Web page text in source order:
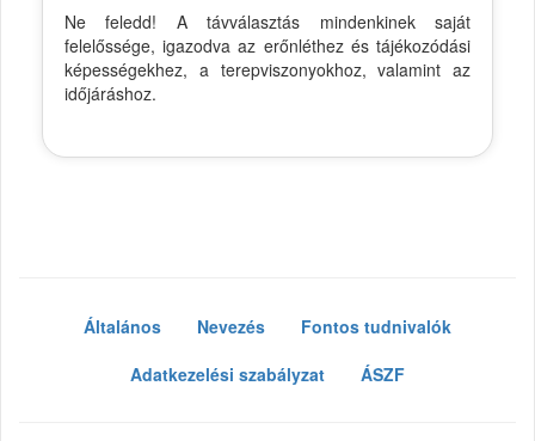
Ne feledd! A távválasztás mindenkinek saját
felelőssége, igazodva az erőnléthez és tájékozódási
képességekhez, a terepviszonyokhoz, valamint az
időjáráshoz.
Általános Nevezés
Fontos tudnivalók
Adatkezelési szabályzat
ÁSZF